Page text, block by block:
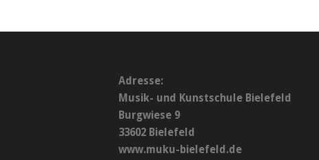
Adresse:
Musik- und Kunstschule Bielefeld
Burgwiese 9
33602 Bielefeld
www.muku-bielefeld.de